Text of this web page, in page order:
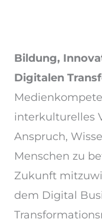
Bildung,
Digitalen
interkulturelles
Anspruch,
Menschen zu
Zukunft
dem Digital